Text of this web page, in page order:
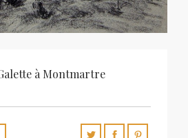
à Montmartre